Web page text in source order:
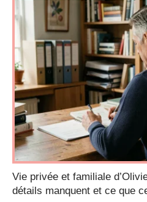
Vie privée et familiale
détails manquent et ce que